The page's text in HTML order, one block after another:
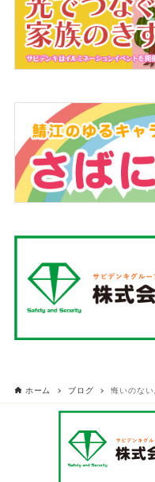
ホーム ブログ 悔いのない